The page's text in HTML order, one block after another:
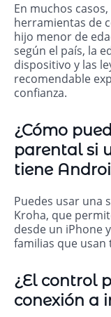
En muchos
herramientas de
hijo menor de
según el país, la
dispositivo y las
recomendable
confianza.
¿Cómo
parental si
tiene
Puedes usar una
Kroha, que
desde un iPhone
familias que
¿El control
conexión a